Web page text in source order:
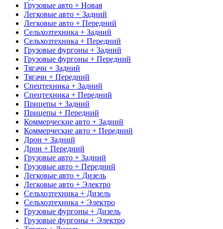
Грузовые авто + Новая
Легковые авто + Задний
Легковые авто + Передний
Сельхозтехника + Задний
Сельхозтехника + Передний
Грузовые фургоны + Задний
Грузовые фургоны + Передний
Тягачи + Задний
Тягачи + Передний
Спецтехника + Задний
Спецтехника + Передний
Прицепы + Задний
Прицепы + Передний
Коммерческие авто + Задний
Коммерческие авто + Передний
Дрон + Задний
Дрон + Передний
Грузовые авто + Задний
Грузовые авто + Передний
Легковые авто + Дизель
Легковые авто + Электро
Сельхозтехника + Дизель
Сельхозтехника + Электро
Грузовые фургоны + Дизель
Грузовые фургоны + Электро